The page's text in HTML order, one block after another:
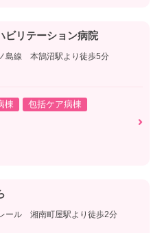
ビリテーション病院
島線 本鵠沼駅より徒歩5分
棟
包括ケア病棟
ール 湘南町屋駅より徒歩2分